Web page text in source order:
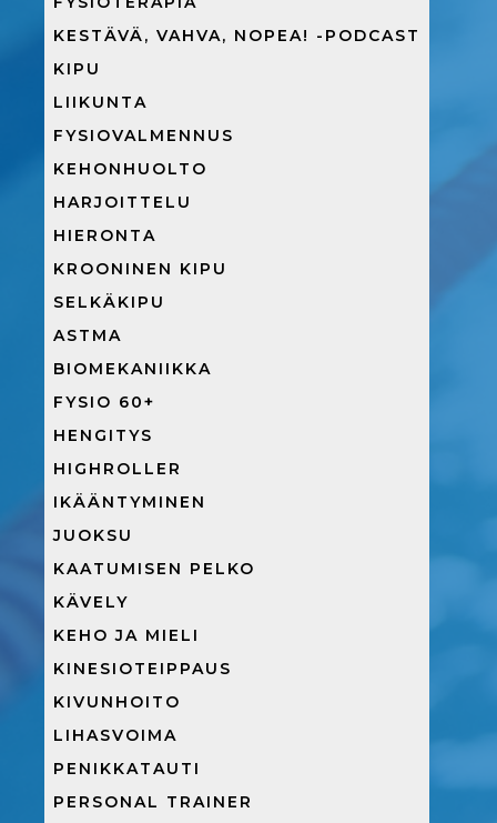
KESTÄVÄ, VAHVA, NOPEA! -PODCAST
KIPU
LIIKUNTA
FYSIOVALMENNUS
KEHONHUOLTO
HARJOITTELU
HIERONTA
KROONINEN KIPU
SELKÄKIPU
ASTMA
BIOMEKANIIKKA
FYSIO 60+
HENGITYS
HIGHROLLER
IKÄÄNTYMINEN
JUOKSU
KAATUMISEN PELKO
KÄVELY
KEHO JA MIELI
KINESIOTEIPPAUS
KIVUNHOITO
LIHASVOIMA
PENIKKATAUTI
PERSONAL TRAINER